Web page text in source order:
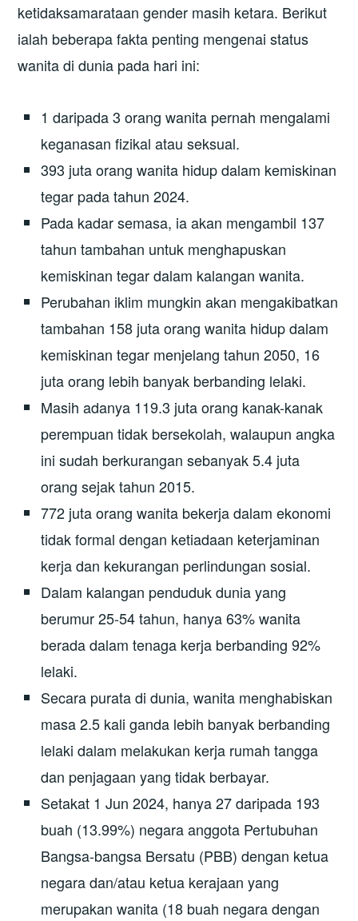
ketidaksamarataan gender masih ketara. Berikut
ialah beberapa fakta penting mengenai status
wanita di dunia pada hari ini:
1 daripada 3 orang wanita pernah mengalami
keganasan fizikal atau seksual.
393 juta orang wanita hidup dalam kemiskinan
tegar pada tahun 2024.
Pada kadar semasa, ia akan mengambil 137
tahun tambahan untuk menghapuskan
kemiskinan tegar dalam kalangan wanita.
Perubahan iklim mungkin akan mengakibatkan
tambahan 158 juta orang wanita hidup dalam
kemiskinan tegar menjelang tahun 2050, 16
juta orang lebih banyak berbanding lelaki.
Masih adanya 119.3 juta orang kanak-kanak
perempuan tidak bersekolah, walaupun angka
ini sudah berkurangan sebanyak 5.4 juta
orang sejak tahun 2015.
772 juta orang wanita bekerja dalam ekonomi
tidak formal dengan ketiadaan keterjaminan
kerja dan kekurangan perlindungan sosial.
Dalam kalangan penduduk dunia yang
berumur 25-54 tahun, hanya 63% wanita
berada dalam tenaga kerja berbanding 92%
lelaki.
Secara purata di dunia, wanita menghabiskan
masa 2.5 kali ganda lebih banyak berbanding
lelaki dalam melakukan kerja rumah tangga
dan penjagaan yang tidak berbayar.
Setakat 1 Jun 2024, hanya 27 daripada 193
buah (13.99%) negara anggota Pertubuhan
Bangsa-bangsa Bersatu (PBB) dengan ketua
negara dan/atau ketua kerajaan yang
merupakan wanita (18 buah negara dengan